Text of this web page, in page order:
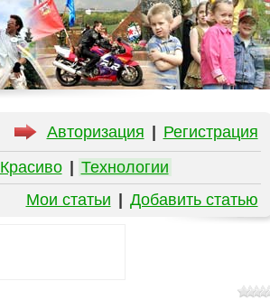
Авторизация Регистрация
Красиво
Технологии
Мои статьи
Добавить статью